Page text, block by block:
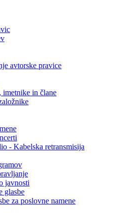
avtorske pravice
imetnike in člane
- Kabelska retransmisija
javnosti
glasbe
za poslovne namene